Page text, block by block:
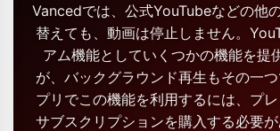
Vancedでは、公式YouTubeなどの他
替えても、動画は停止しません。
アム機能としていくつかの機能を提
が、バックグラウンド再生もその一
プリでこの機能を利用するには、プ
サブスクリプションを購入する必要が